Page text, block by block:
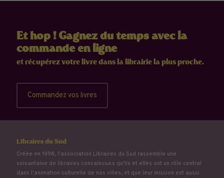
Et hop ! Gagnez du temps avec la
commande en ligne
et récupérez votre livre dans la librairie la plus proche.
Commandez vos livres
Libraires du Sud
Créée en 1998, l'association Libraires du Sud rassemble une
soixantaine de libraires convaincu.e.s qu’ils et elles ont un rôle central
dans l'animation culturelle de nos villes, et que leur mission est aussi